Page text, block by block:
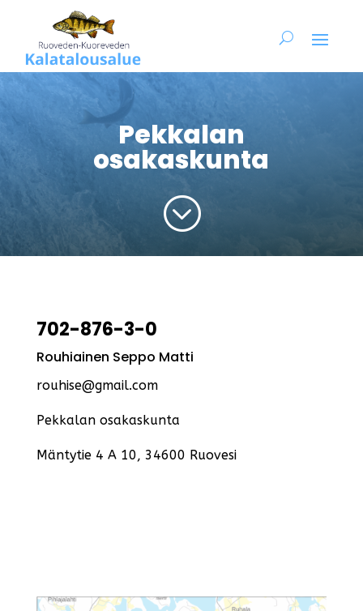
Pekkalan
osakaskunta
;
702-876-3-0
Rouhiainen Seppo Matti
rouhise@gmail.com
Pekkalan osakaskunta
Mäntytie 4 A 10, 34600 Ruovesi